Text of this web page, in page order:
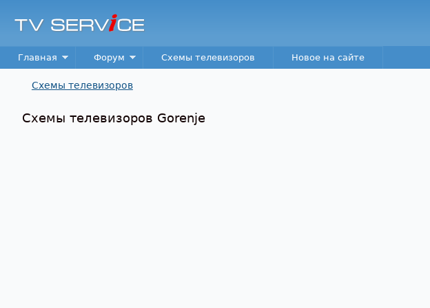
TV
Service
Main menu
Главная Форум Схемы телевизоров Новое на сайте
Схемы телевизоров
Схемы телевизоров Gorenje